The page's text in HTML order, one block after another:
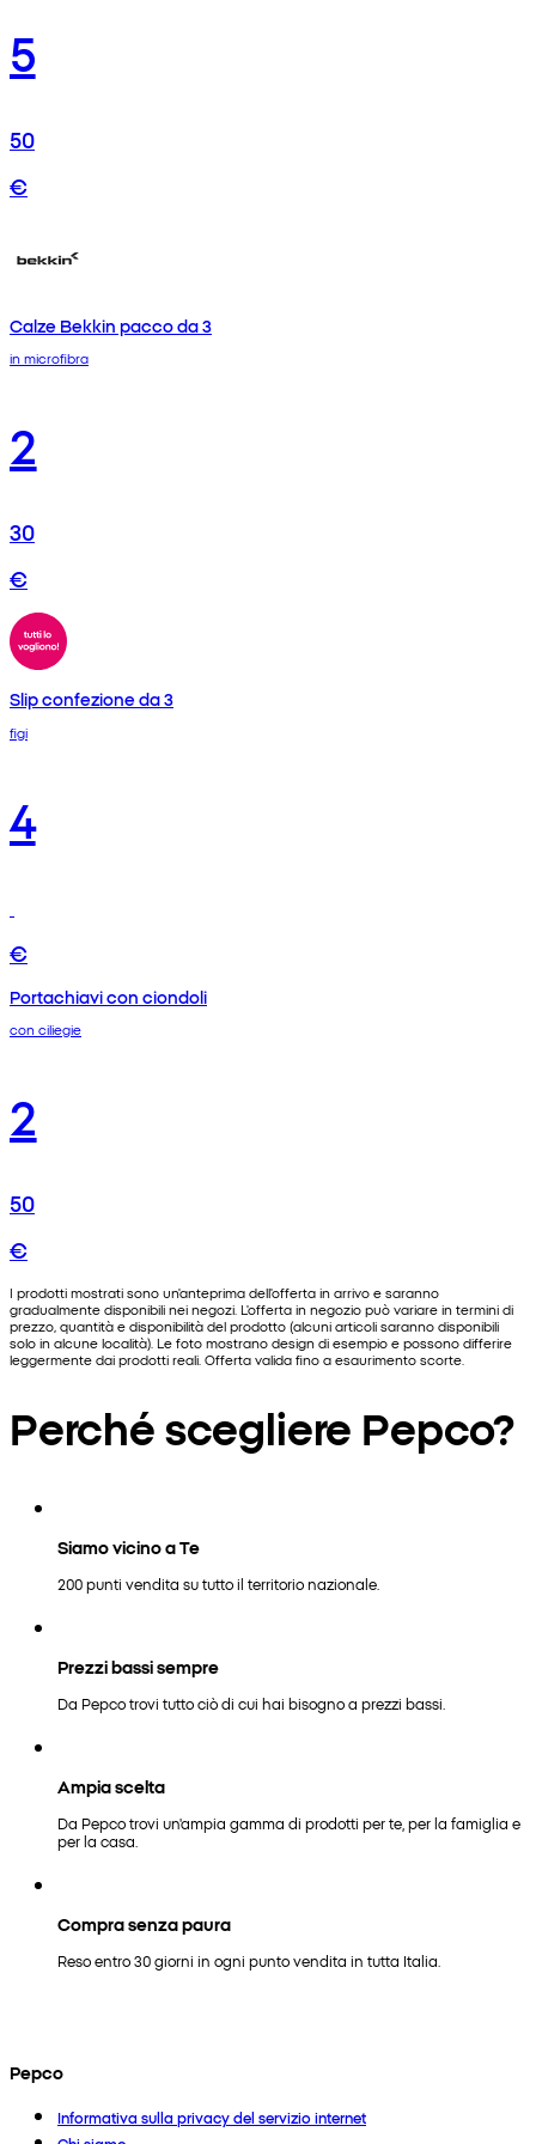
5
50
€
Calze Bekkin pacco da 3
in microfibra
2
30
€
Slip confezione da 3
figi
4
€
Portachiavi con ciondoli
con ciliegie
2
50
€
I prodotti mostrati sono un'anteprima dell'offerta in arrivo e saranno
gradualmente disponibili nei negozi. L'offerta in negozio può variare in termini di
prezzo, quantità e disponibilità del prodotto (alcuni articoli saranno disponibili
solo in alcune località). Le foto mostrano design di esempio e possono differire
leggermente dai prodotti reali. Offerta valida fino a esaurimento scorte.
Perché scegliere Pepco?
Siamo vicino a Te
200 punti vendita su tutto il territorio nazionale.
Prezzi bassi sempre
Da Pepco trovi tutto ciò di cui hai bisogno a prezzi bassi.
Ampia scelta
Da Pepco trovi un'ampia gamma di prodotti per te, per la famiglia e
per la casa.
Compra senza paura
Reso entro 30 giorni in ogni punto vendita in tutta Italia.
Pepco
Informativa sulla privacy del servizio internet